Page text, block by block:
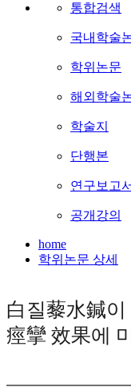
통합검색
국내학술
학위논문
해외학술
학술지
단행본
연구보고서
공개강의
home
학위논문 상세
白질藜水鍼
痙攣 效果에